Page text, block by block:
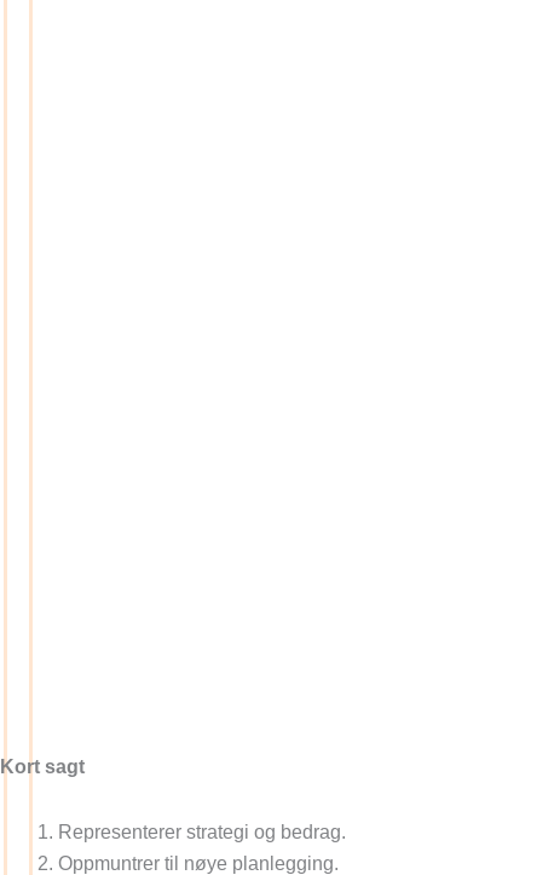
Kort sagt
Representerer strategi og bedrag.
Oppmuntrer til nøye planlegging.